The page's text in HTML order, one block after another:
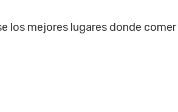
los mejores lugares donde comer